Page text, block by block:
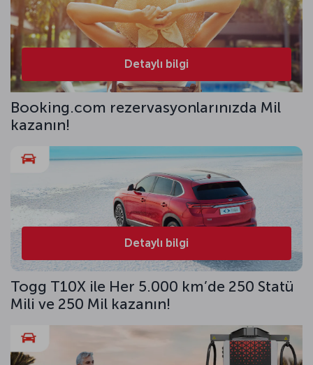
Detaylı bilgi
Booking.com rezervasyonlarınızda Mil
kazanın!
Detaylı bilgi
Togg T10X ile Her 5.000 km’de 250 Statü
Mili ve 250 Mil kazanın!